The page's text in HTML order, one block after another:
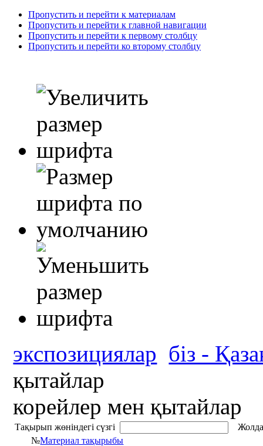
Пропустить и перейти к материалам
Пропустить и перейти к главной навигации
Пропустить и перейти к первому столбцу
Пропустить и перейти ко второму столбцу
экспозициялар біз -
қытайлар
корейлер мен қытайлар
Тақырып жөніндегі сүзгі
№Материал тақырыбы